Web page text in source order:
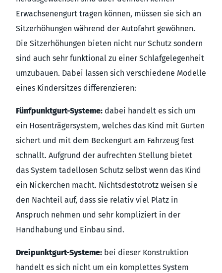
Erwachsenengurt tragen können, müssen sie sich an
Sitzerhöhungen während der Autofahrt gewöhnen.
Die Sitzerhöhungen bieten nicht nur Schutz sondern
sind auch sehr funktional zu einer Schlafgelegenheit
umzubauen. Dabei lassen sich verschiedene Modelle
eines Kindersitzes differenzieren:
Fünfpunktgurt-Systeme: dabei handelt es sich um
ein Hosenträgersystem, welches das Kind mit Gurten
sichert und mit dem Beckengurt am Fahrzeug fest
schnallt. Aufgrund der aufrechten Stellung bietet
das System tadellosen Schutz selbst wenn das Kind
ein Nickerchen macht. Nichtsdestotrotz weisen sie
den Nachteil auf, dass sie relativ viel Platz in
Anspruch nehmen und sehr kompliziert in der
Handhabung und Einbau sind.
Dreipunktgurt-Systeme: bei dieser Konstruktion
handelt es sich nicht um ein komplettes System